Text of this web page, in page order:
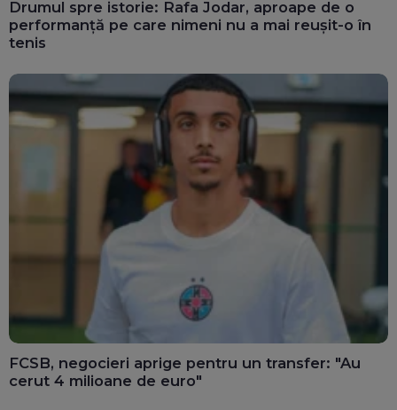
Drumul spre istorie: Rafa Jodar, aproape de o
performanță pe care nimeni nu a mai reușit-o în
tenis
FCSB, negocieri aprige pentru un transfer: "Au
cerut 4 milioane de euro"